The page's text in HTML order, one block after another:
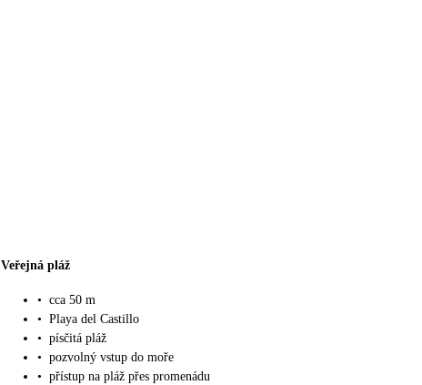
Veřejná pláž
• cca 50 m
• Playa del Castillo
• písčitá pláž
• pozvolný vstup do moře
• přístup na pláž přes promenádu